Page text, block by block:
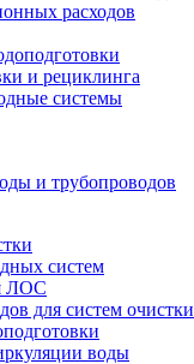
расходов
и рециклинга
системы
и трубопроводов
систем
ЛОС
для систем очистки
воды